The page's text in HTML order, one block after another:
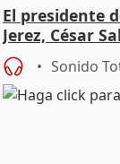
El presidente
Jerez, César
Sonido